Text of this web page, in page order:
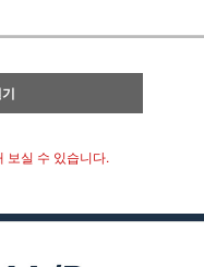
보실 수 있습니다.